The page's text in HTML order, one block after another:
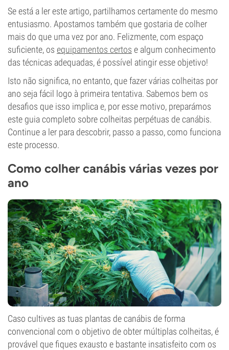
Se está a ler este artigo, partilhamos certamente do mesmo
entusiasmo. Apostamos também que gostaria de colher
mais do que uma vez por ano. Felizmente, com espaço
suficiente, os equipamentos certos e algum conhecimento
das técnicas adequadas, é possível atingir esse objetivo!
Isto não significa, no entanto, que fazer várias colheitas por
ano seja fácil logo à primeira tentativa. Sabemos bem os
desafios que isso implica e, por esse motivo, preparámos
este guia completo sobre colheitas perpétuas de canábis.
Continue a ler para descobrir, passo a passo, como funciona
este processo.
Como colher canábis várias vezes por
ano
Caso cultives as tuas plantas de canábis de forma
convencional com o objetivo de obter múltiplas colheitas, é
provável que fiques exausto e bastante insatisfeito com os